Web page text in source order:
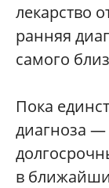
лекарство
ранняя
самого
Пока
диагноза —
в